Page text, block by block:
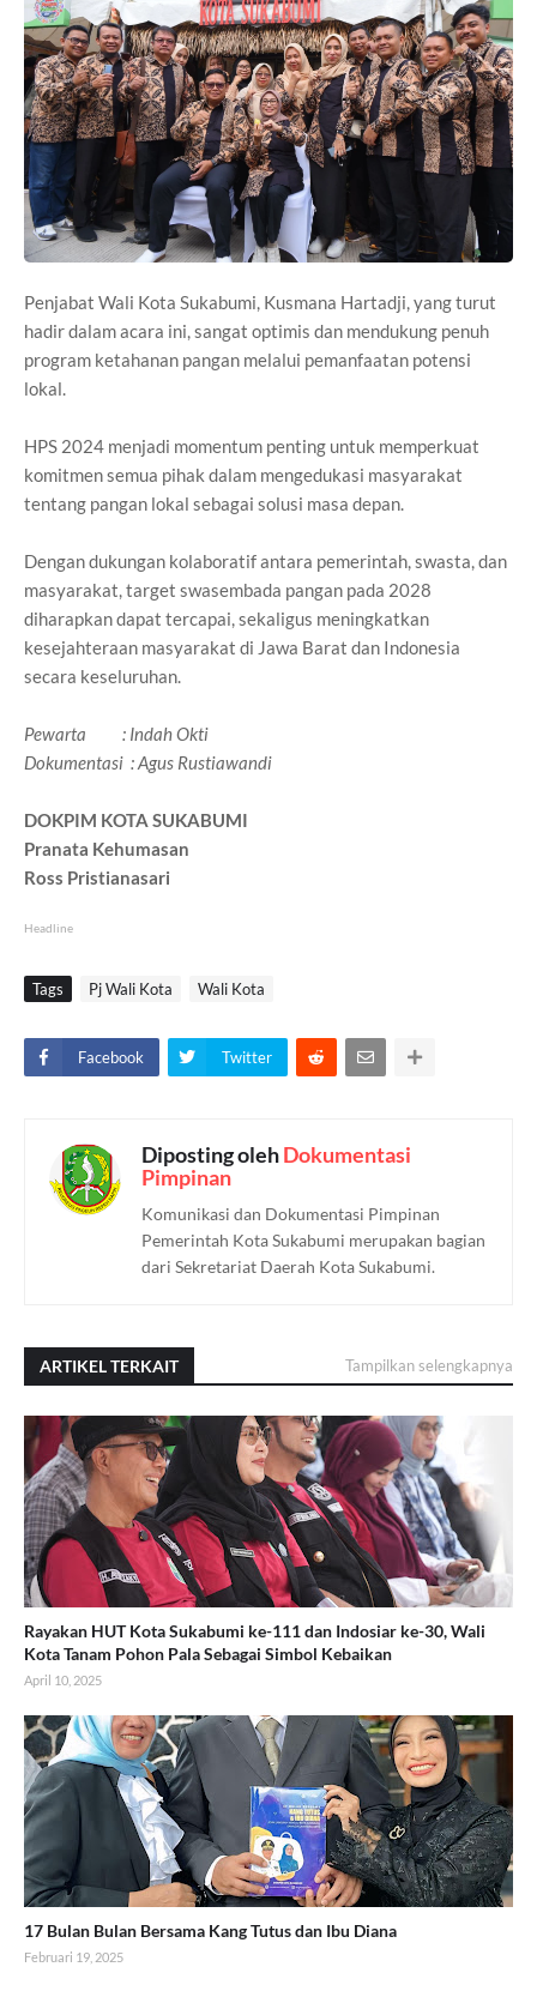
Penjabat Wali Kota Sukabumi, Kusmana Hartadji, yang turut
hadir dalam acara ini, sangat optimis dan mendukung penuh
program ketahanan pangan melalui pemanfaatan potensi
lokal.
HPS 2024 menjadi momentum penting untuk memperkuat
komitmen semua pihak dalam mengedukasi masyarakat
tentang pangan lokal sebagai solusi masa depan.
Dengan dukungan kolaboratif antara pemerintah, swasta, dan
masyarakat, target swasembada pangan pada 2028
diharapkan dapat tercapai, sekaligus meningkatkan
kesejahteraan masyarakat di Jawa Barat dan Indonesia
secara keseluruhan.
Pewarta : Indah Okti
Dokumentasi : Agus Rustiawandi
DOKPIM KOTA SUKABUMI
Pranata Kehumasan
Ross Pristianasari
Headline
Tags Pj Wali Kota Wali Kota
Facebook Twitter
Diposting olehDokumentasi
Pimpinan
Komunikasi dan Dokumentasi Pimpinan
Pemerintah Kota Sukabumi merupakan bagian
dari Sekretariat Daerah Kota Sukabumi.
ARTIKEL TERKAIT Tampilkan selengkapnya
Rayakan HUT Kota Sukabumi ke-111 dan Indosiar ke-30, Wali
Kota Tanam Pohon Pala Sebagai Simbol Kebaikan
April 10, 2025
17 Bulan Bulan Bersama Kang Tutus dan Ibu Diana
Februari 19, 2025